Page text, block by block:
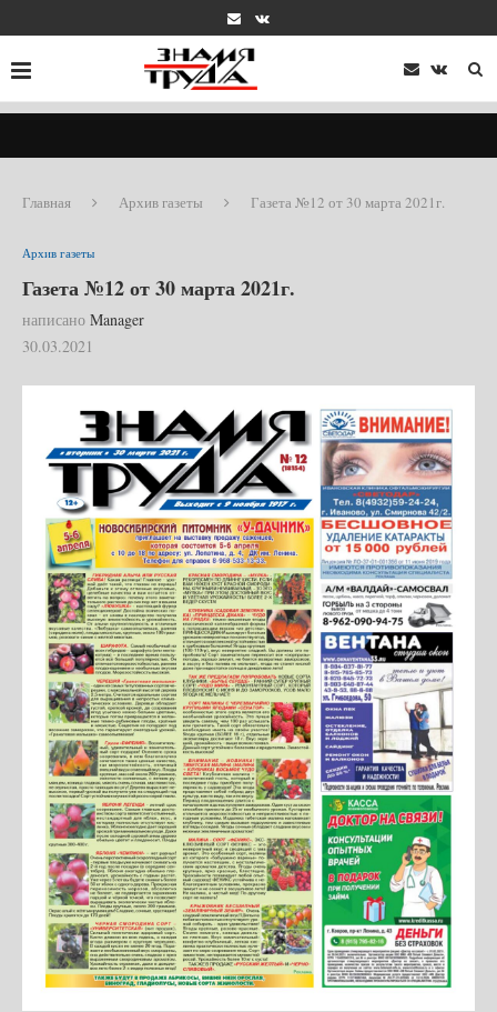
Главная Архив газеты Газета №12 от 30 марта 2021г.
Архив газеты
Газета №12 от 30 марта 2021г.
написано Manager
30.03.2021